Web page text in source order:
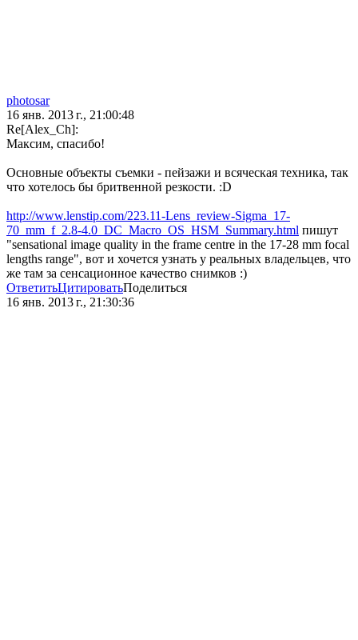
photosar
16 янв. 2013 г., 21:00:48
Re[Alex_Ch]:
Максим, спасибо!
Основные объекты съемки - пейзажи и всяческая техника, так
что хотелось бы бритвенной резкости. :D
http://www.lenstip.com/223.11-Lens_review-Sigma_17-
70_mm_f_2.8-4.0_DC_Macro_OS_HSM_Summary.html пишут
"sensational image quality in the frame centre in the 17-28 mm focal
lengths range", вот и хочется узнать у реальных владельцев, что
же там за сенсационное качество снимков :)
ОтветитьЦитироватьПоделиться
16 янв. 2013 г., 21:30:36